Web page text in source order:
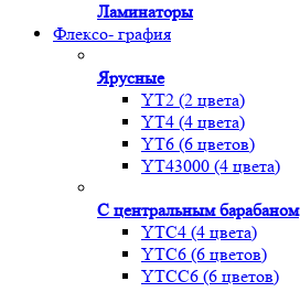
Ламинаторы
Флексо- графия
Ярусные
YT2 (2 цвета)
YT4 (4 цвета)
YT6 (6 цветов)
YT43000 (4 цвета)
С центральным барабаном
YТС4 (4 цвета)
YТС6 (6 цветов)
YТСC6 (6 цветов)